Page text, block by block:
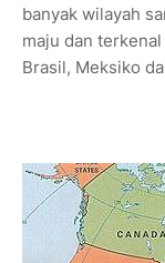
banyak wilayah
maju dan
Brasil, Meksiko